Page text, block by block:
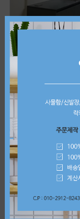
판매가
제품 상세정보